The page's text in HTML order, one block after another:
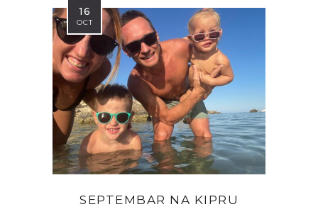
16
OCT
SEPTEMBAR NA KIPRU